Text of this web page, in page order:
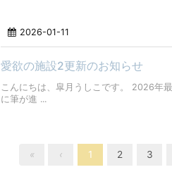
2026-01-11
愛欲の施設2更新のお知らせ
こんにちは、皐月うしこです。 2026年
に筆が進 ...
« ‹ 1 2 3